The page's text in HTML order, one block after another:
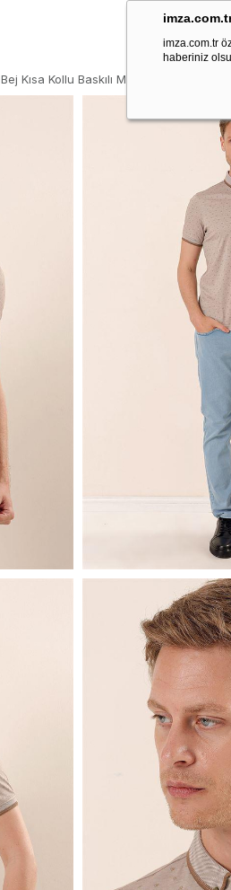
imza.com.tr
haberiniz
Bej Kısa Kollu Baskılı MerserizePamuklu